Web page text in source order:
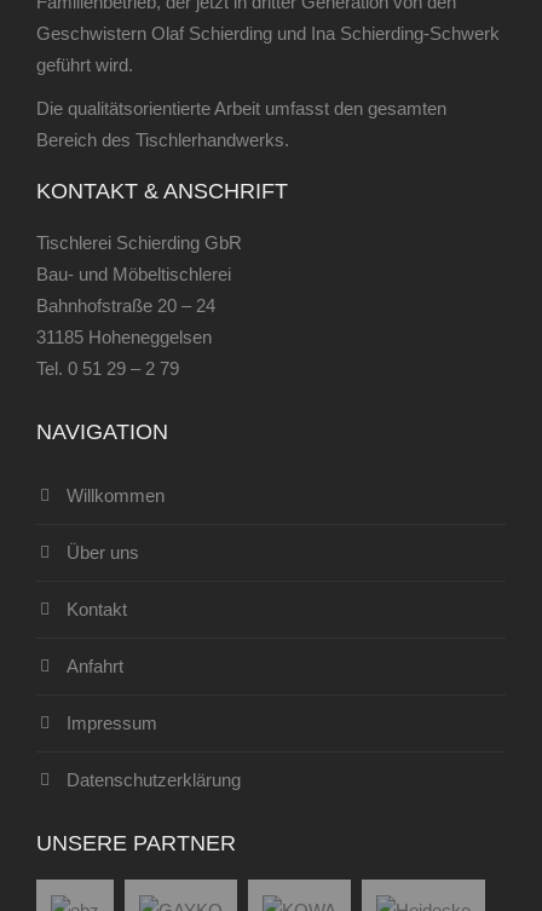
Geschwistern Olaf Schierding und Ina Schierding-Schwerk
geführt wird.
Die qualitätsorientierte Arbeit umfasst den gesamten
Bereich des Tischlerhandwerks.
KONTAKT & ANSCHRIFT
Tischlerei Schierding GbR
Bau- und Möbeltischlerei
Bahnhofstraße 20 – 24
31185 Hoheneggelsen
Tel. 0 51 29 – 2 79
NAVIGATION
Willkommen
Über uns
Kontakt
Anfahrt
Impressum
Datenschutzerklärung
UNSERE PARTNER